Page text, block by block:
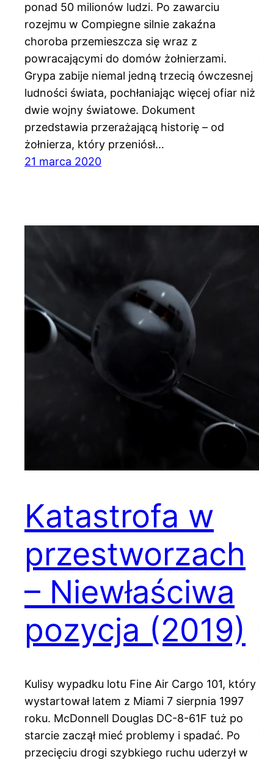
ponad 50 milionów ludzi. Po zawarciu
rozejmu w Compiegne silnie zakaźna
choroba przemieszcza się wraz z
powracającymi do domów żołnierzami.
Grypa zabije niemal jedną trzecią ówczesnej
ludności świata, pochłaniając więcej ofiar niż
dwie wojny światowe. Dokument
przedstawia przerażającą historię – od
żołnierza, który przeniósł…
21 marca 2020
Katastrofa w
przestworzach
– Niewłaściwa
pozycja (2019)
Kulisy wypadku lotu Fine Air Cargo 101, który
wystartował latem z Miami 7 sierpnia 1997
roku. McDonnell Douglas DC-8-61F tuż po
starcie zaczął mieć problemy i spadać. Po
przecięciu drogi szybkiego ruchu uderzył w